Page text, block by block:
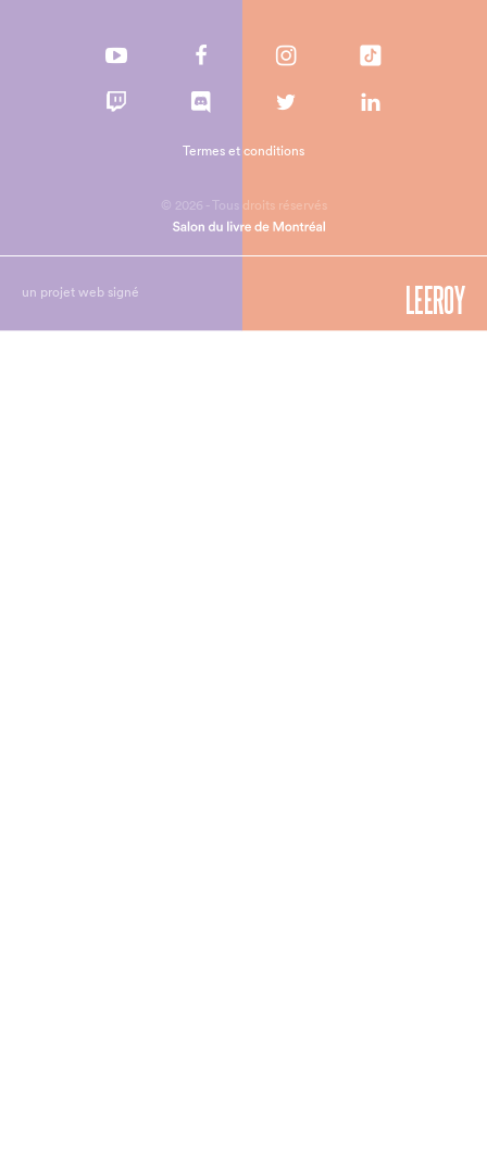
© 2026 - Tous droits réservés
Termes et conditions
un projet web signé